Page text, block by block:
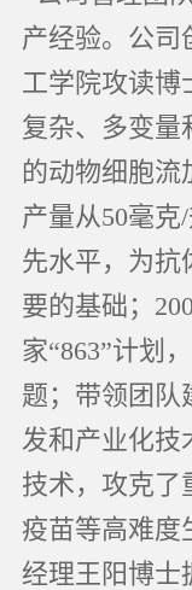
产经验。公司
工学院攻读博
复杂、多变量
的动物细胞流
产量从50毫克
先水平，为抗
要的基础；
家“863”计划
题；带领团队
发和产业化技
技术，攻克了
疫苗等高难度
经理王阳博士